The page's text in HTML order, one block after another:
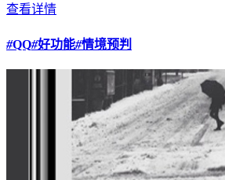
查看详情
#QQ#好功能#情境预判